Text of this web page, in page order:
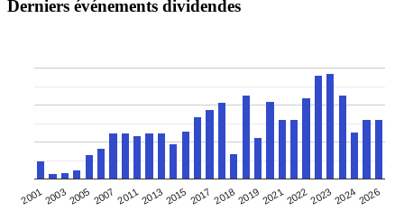
Derniers événements dividendes
200120032005 2007 201120132015 2017 2018201920212022202320242026